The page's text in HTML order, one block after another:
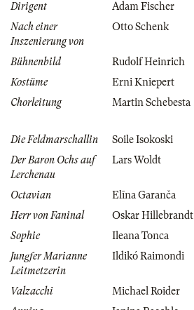
Dirigent
Adam Fischer
Nach einer
Inszenierung von
Otto Schenk
Bühnenbild
Rudolf Heinrich
Kostüme
Erni Kniepert
Chorleitung
Martin Schebesta
Die Feldmarschallin
Soile Isokoski
Der Baron Ochs auf
Lerchenau
Lars Woldt
Octavian
Elīna Garanča
Herr von Faninal
Oskar Hillebrandt
Sophie
Ileana Tonca
Jungfer Marianne
Leitmetzerin
Ildikó Raimondi
Valzacchi
Michael Roider